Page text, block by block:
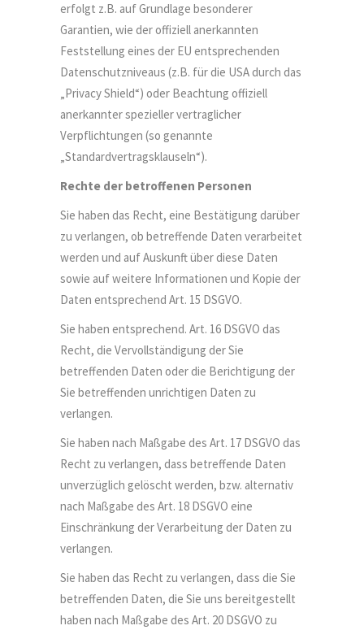
erfolgt z.B. auf Grundlage besonderer
Garantien, wie der offiziell anerkannten
Feststellung eines der EU entsprechenden
Datenschutzniveaus (z.B. für die USA durch das
„Privacy Shield“) oder Beachtung offiziell
anerkannter spezieller vertraglicher
Verpflichtungen (so genannte
„Standardvertragsklauseln“).
Rechte der betroffenen Personen
Sie haben das Recht, eine Bestätigung darüber
zu verlangen, ob betreffende Daten verarbeitet
werden und auf Auskunft über diese Daten
sowie auf weitere Informationen und Kopie der
Daten entsprechend Art. 15 DSGVO.
Sie haben entsprechend. Art. 16 DSGVO das
Recht, die Vervollständigung der Sie
betreffenden Daten oder die Berichtigung der
Sie betreffenden unrichtigen Daten zu
verlangen.
Sie haben nach Maßgabe des Art. 17 DSGVO das
Recht zu verlangen, dass betreffende Daten
unverzüglich gelöscht werden, bzw. alternativ
nach Maßgabe des Art. 18 DSGVO eine
Einschränkung der Verarbeitung der Daten zu
verlangen.
Sie haben das Recht zu verlangen, dass die Sie
betreffenden Daten, die Sie uns bereitgestellt
haben nach Maßgabe des Art. 20 DSGVO zu